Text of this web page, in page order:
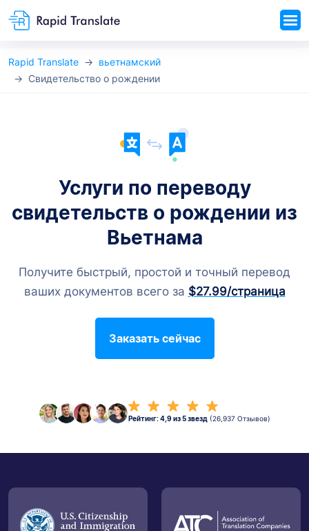
Rapid Translate
вьетнамский
Свидетельство о рождении
Услуги по переводу
свидетельств о рождении из
Вьетнама
Получите быстрый, простой и точный перевод
ваших документов всего за $27.99/страница
Заказать сейчас
Рейтинг: 4,9 из 5 звезд (26,937 Отзывов)